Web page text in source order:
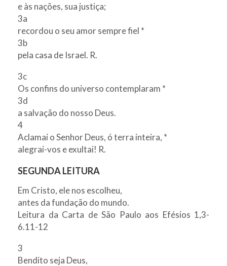
e às nações, sua justiça;
3a
recordou o seu amor sempre fiel *
3b
pela casa de Israel. R.
3c
Os confins do universo contemplaram *
3d
a salvação do nosso Deus.
4
Aclamai o Senhor Deus, ó terra inteira, *
alegrai-vos e exultai! R.
SEGUNDA LEITURA
Em Cristo, ele nos escolheu,
antes da fundação do mundo.
Leitura da Carta de São Paulo aos Efésios 1,3-
6.11-12
3
Bendito seja Deus,